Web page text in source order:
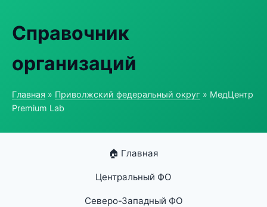
Справочник
организаций
Главная » Приволжский федеральный округ » МедЦентр
Premium Lab
🏠 Главная
Центральный ФО
Северо-Западный ФО